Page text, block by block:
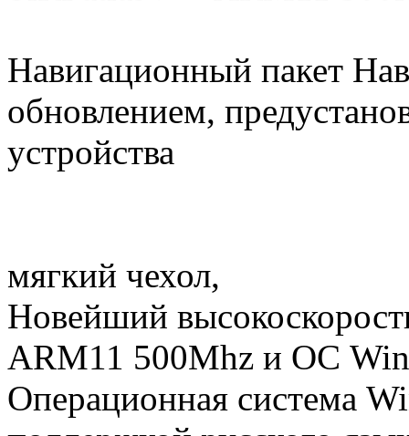
Навигационный пакет
обновлением,
устройства
мягкий чехол,
Новейший
ARM11 500Mhz и ОС
Операционная система